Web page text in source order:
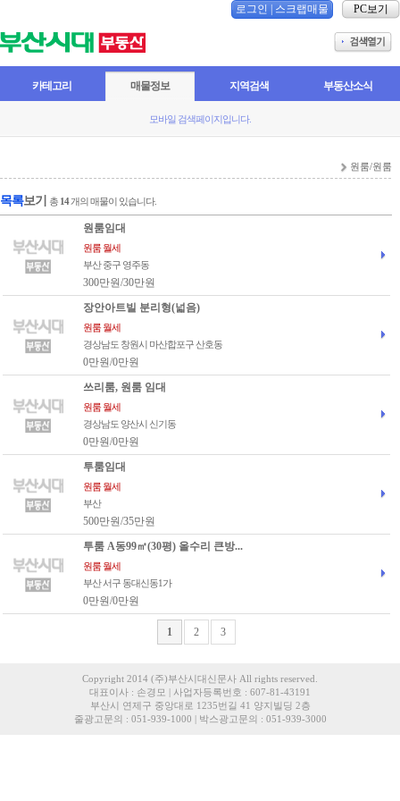
로그인 스크랩매물 PC보기
카테고리 매물정보 지역검색 부동산소식
모바일 검색페이지입니다.
원룸/원룸
목록보기 총 14개의 매물이 있습니다.
원룸임대
원룸 월세
부산 중구 영주동
300만원/30만원
장안아트빌 분리형(넓음)
원룸 월세
경상남도 창원시 마산합포구 산호동
0만원/0만원
쓰리룸, 원룸 임대
원룸 월세
경상남도 양산시 신기동
0만원/0만원
투룸임대
원룸 월세
부산
500만원/35만원
투룸 A동99㎡(30평) 올수리 큰방...
원룸 월세
부산 서구 동대신동1가
0만원/0만원
1 2 3
Copyright 2014 (주)부산시대신문사 All rights reserved.
대표이사 : 손경모 | 사업자등록번호 : 607-81-43191
부산시 연제구 중앙대로 1235번길 41 양지빌딩 2층
줄광고문의 : 051-939-1000 | 박스광고문의 : 051-939-3000